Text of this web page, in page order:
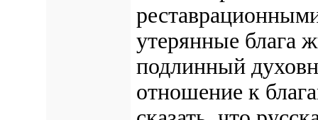
утерянные блага
подлинный
отношение к